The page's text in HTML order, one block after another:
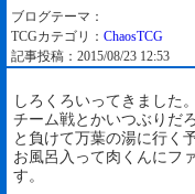
ブログテーマ：
TCGカテゴリ： ChaosTCG
記事投稿：2015/08/23 12:53
しろくろいってきました。
チーム戦とかいつぶりだ
と負けて万葉の湯に行く
お風呂入って肉くんにフ
す。